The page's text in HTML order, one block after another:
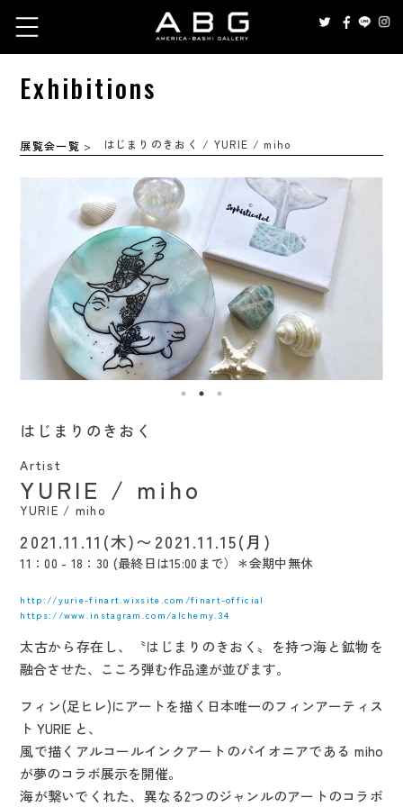
Exhibitions
展覧会一覧 > はじまりのきおく / YURIE / miho
はじまりのきおく
Artist
YURIE / miho
YURIE / miho
2021.11.11(木)〜2021.11.15(月)
11：00 - 18：30 (最終日は15:00まで）＊会期中無休
http://yurie-finart.wixsite.com/finart-official
https://www.instagram.com/alchemy.34
太古から存在し、〝はじまりのきおく〟を持つ海と鉱物を
融合させた、こころ弾む作品達が並びます。
フィン(足ヒレ)にアートを描く日本唯一のフィンアーティス
ト YURIE と、
風で描くアルコールインクアートのパイオニアである miho
が夢のコラボ展示を開催。
海が繋いでくれた、異なる2つのジャンルのアートのコラボ